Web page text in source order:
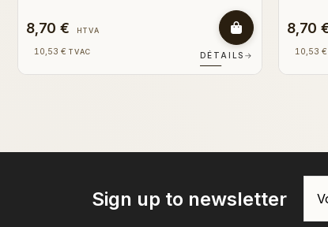
8,70 € HTVA
10,53 € TVAC DÉTAILS →
8,70
10,53 €
Sign up to newsletter